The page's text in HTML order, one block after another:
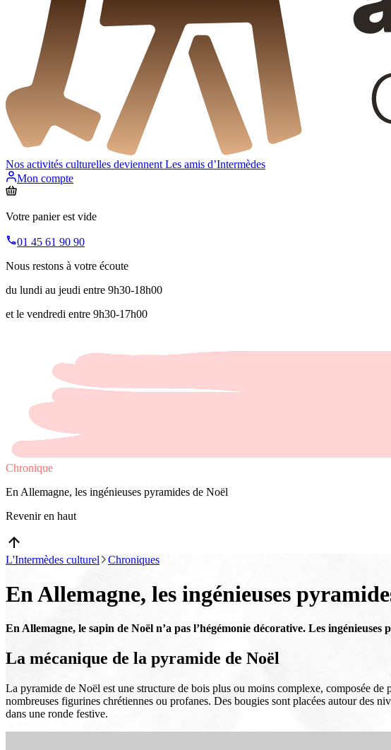
Nos activités culturelles deviennent Les amis d’Intermèdes
Mon compte
Votre panier est vide
01 45 61 90 90
Nous restons à votre écoute
du lundi au jeudi entre 9h30-18h00
et le vendredi entre 9h30-17h00
Chronique
En Allemagne, les ingénieuses pyramides de Noël
Revenir en haut
L'Intermèdes culturel Chroniques
En Allemagne, les ingénieuses
En Allemagne, le sapin de Noël n’a pas l’hégémonie décorative. Les ingénieuses
La mécanique de la pyramide de Noël
La pyramide de Noël est une structure de bois plus ou moins complexe, composée
nombreuses figurines chrétiennes ou profanes. Des bougies sont placées autour des
dans une ronde festive.